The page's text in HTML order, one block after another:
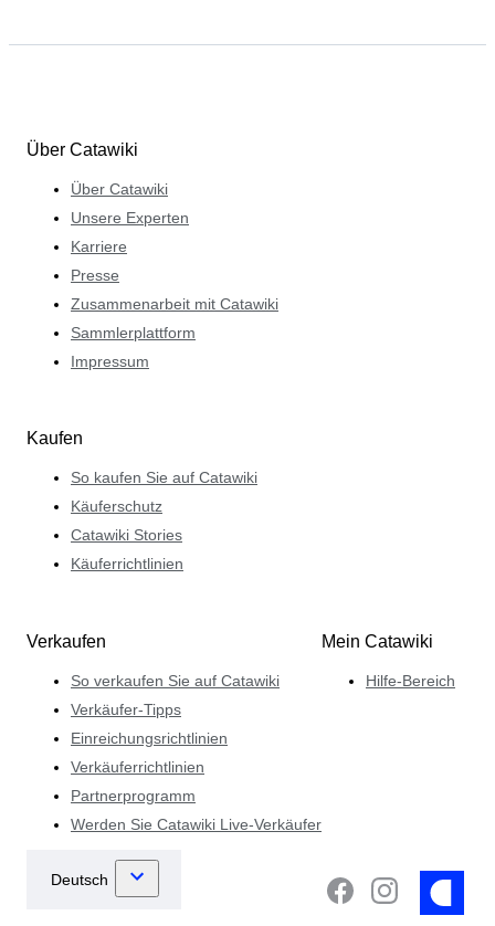
Über Catawiki
Über Catawiki
Unsere Experten
Karriere
Presse
Zusammenarbeit mit Catawiki
Sammlerplattform
Impressum
Kaufen
So kaufen Sie auf Catawiki
Käuferschutz
Catawiki Stories
Käuferrichtlinien
Verkaufen
So verkaufen Sie auf Catawiki
Verkäufer-Tipps
Einreichungsrichtlinien
Verkäuferrichtlinien
Partnerprogramm
Werden Sie Catawiki Live-Verkäufer
Mein Catawiki
Hilfe-Bereich